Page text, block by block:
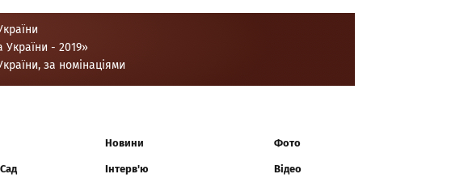
України - 2019»
за номінаціями
Новини
Інтерв'ю
Фото
Відео